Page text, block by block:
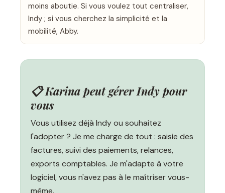
moins aboutie. Si vous voulez tout centraliser,
Indy ; si vous cherchez la simplicité et la
mobilité, Abby.
📋 Karina peut gérer Indy pour
vous
Vous utilisez déjà Indy ou souhaitez
l'adopter ? Je me charge de tout : saisie des
factures, suivi des paiements, relances,
exports comptables. Je m'adapte à votre
logiciel, vous n'avez pas à le maîtriser vous-
même.